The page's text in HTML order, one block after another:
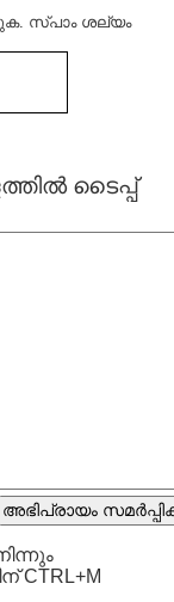
സ്പാം ശല്യം
ടൈപ്പ്
CTRL+M